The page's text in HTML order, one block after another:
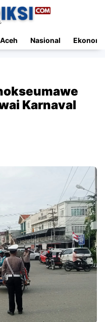
Aceh Nasional Ekonomi
Karnaval